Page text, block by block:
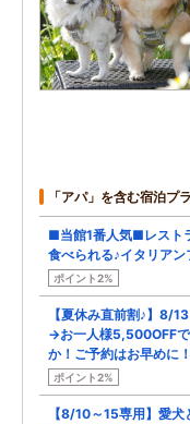
「アパ」を含む宿泊プ
■当館1番人気■レスト
食べられる♪イタリアン
ポイント2%
【夏休み直前割♪】8/
→お一人様5,500OFF
か！ご予約はお早めに！
ポイント2%
【8/10～15専用】愛